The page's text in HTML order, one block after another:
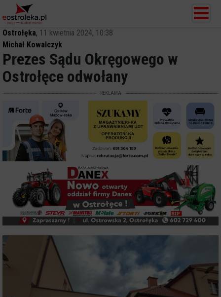
Ostrołęka, 11 kwietnia 2024, 10:38
Michał Kowalczyk
Prezes Sądu Okręgowego w
Ostrołęce odwołany
REKLAMA